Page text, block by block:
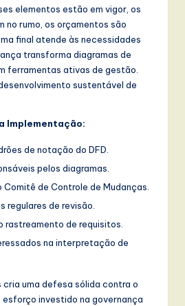
elementos estão em vigor, os
no rumo, os orçamentos são
final atende às necessidades
transforma diagramas de
ferramentas ativas de gestão.
sustentável de
Implementação:
de notação do DFD.
pelos diagramas.
de Controle de Mudanças.
regulares de revisão.
rastreamento de requisitos.
na interpretação de
uma defesa sólida contra o
investido na governança